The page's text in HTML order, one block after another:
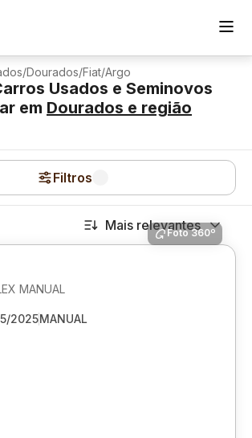
/Dourados/Fiat/Argo
Usados e Seminovos
em Dourados e região
Filtros
Mais relevantes
Foto 360º
MANUAL
2025MANUAL